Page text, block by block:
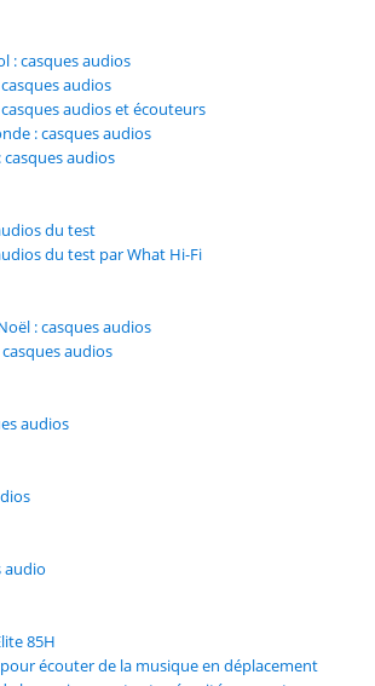
: casques audios
audios
audios et écouteurs
: casques audios
casques audios
du test
du test par What Hi-Fi
: casques audios
audios
audios
audio
85H
écouter de la musique en déplacement